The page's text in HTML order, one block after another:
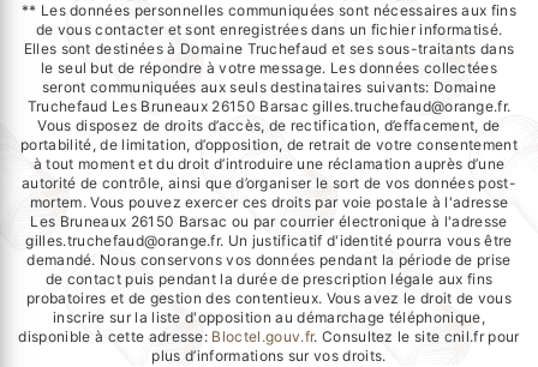
** Les données personnelles communiquées sont nécessaires aux fins
de vous contacter et sont enregistrées dans un fichier informatisé.
Elles sont destinées à Domaine Truchefaud et ses sous-traitants dans
le seul but de répondre à votre message. Les données collectées
seront communiquées aux seuls destinataires suivants: Domaine
Truchefaud Les Bruneaux 26150 Barsac gilles.truchefaud@orange.fr.
Vous disposez de droits d’accès, de rectification, d’effacement, de
portabilité, de limitation, d’opposition, de retrait de votre consentement
à tout moment et du droit d’introduire une réclamation auprès d’une
autorité de contrôle, ainsi que d’organiser le sort de vos données post-
mortem. Vous pouvez exercer ces droits par voie postale à l'adresse
Les Bruneaux 26150 Barsac ou par courrier électronique à l'adresse
gilles.truchefaud@orange.fr. Un justificatif d'identité pourra vous être
demandé. Nous conservons vos données pendant la période de prise
de contact puis pendant la durée de prescription légale aux fins
probatoires et de gestion des contentieux. Vous avez le droit de vous
inscrire sur la liste d'opposition au démarchage téléphonique,
disponible à cette adresse: Bloctel.gouv.fr. Consultez le site cnil.fr pour
plus d’informations sur vos droits.